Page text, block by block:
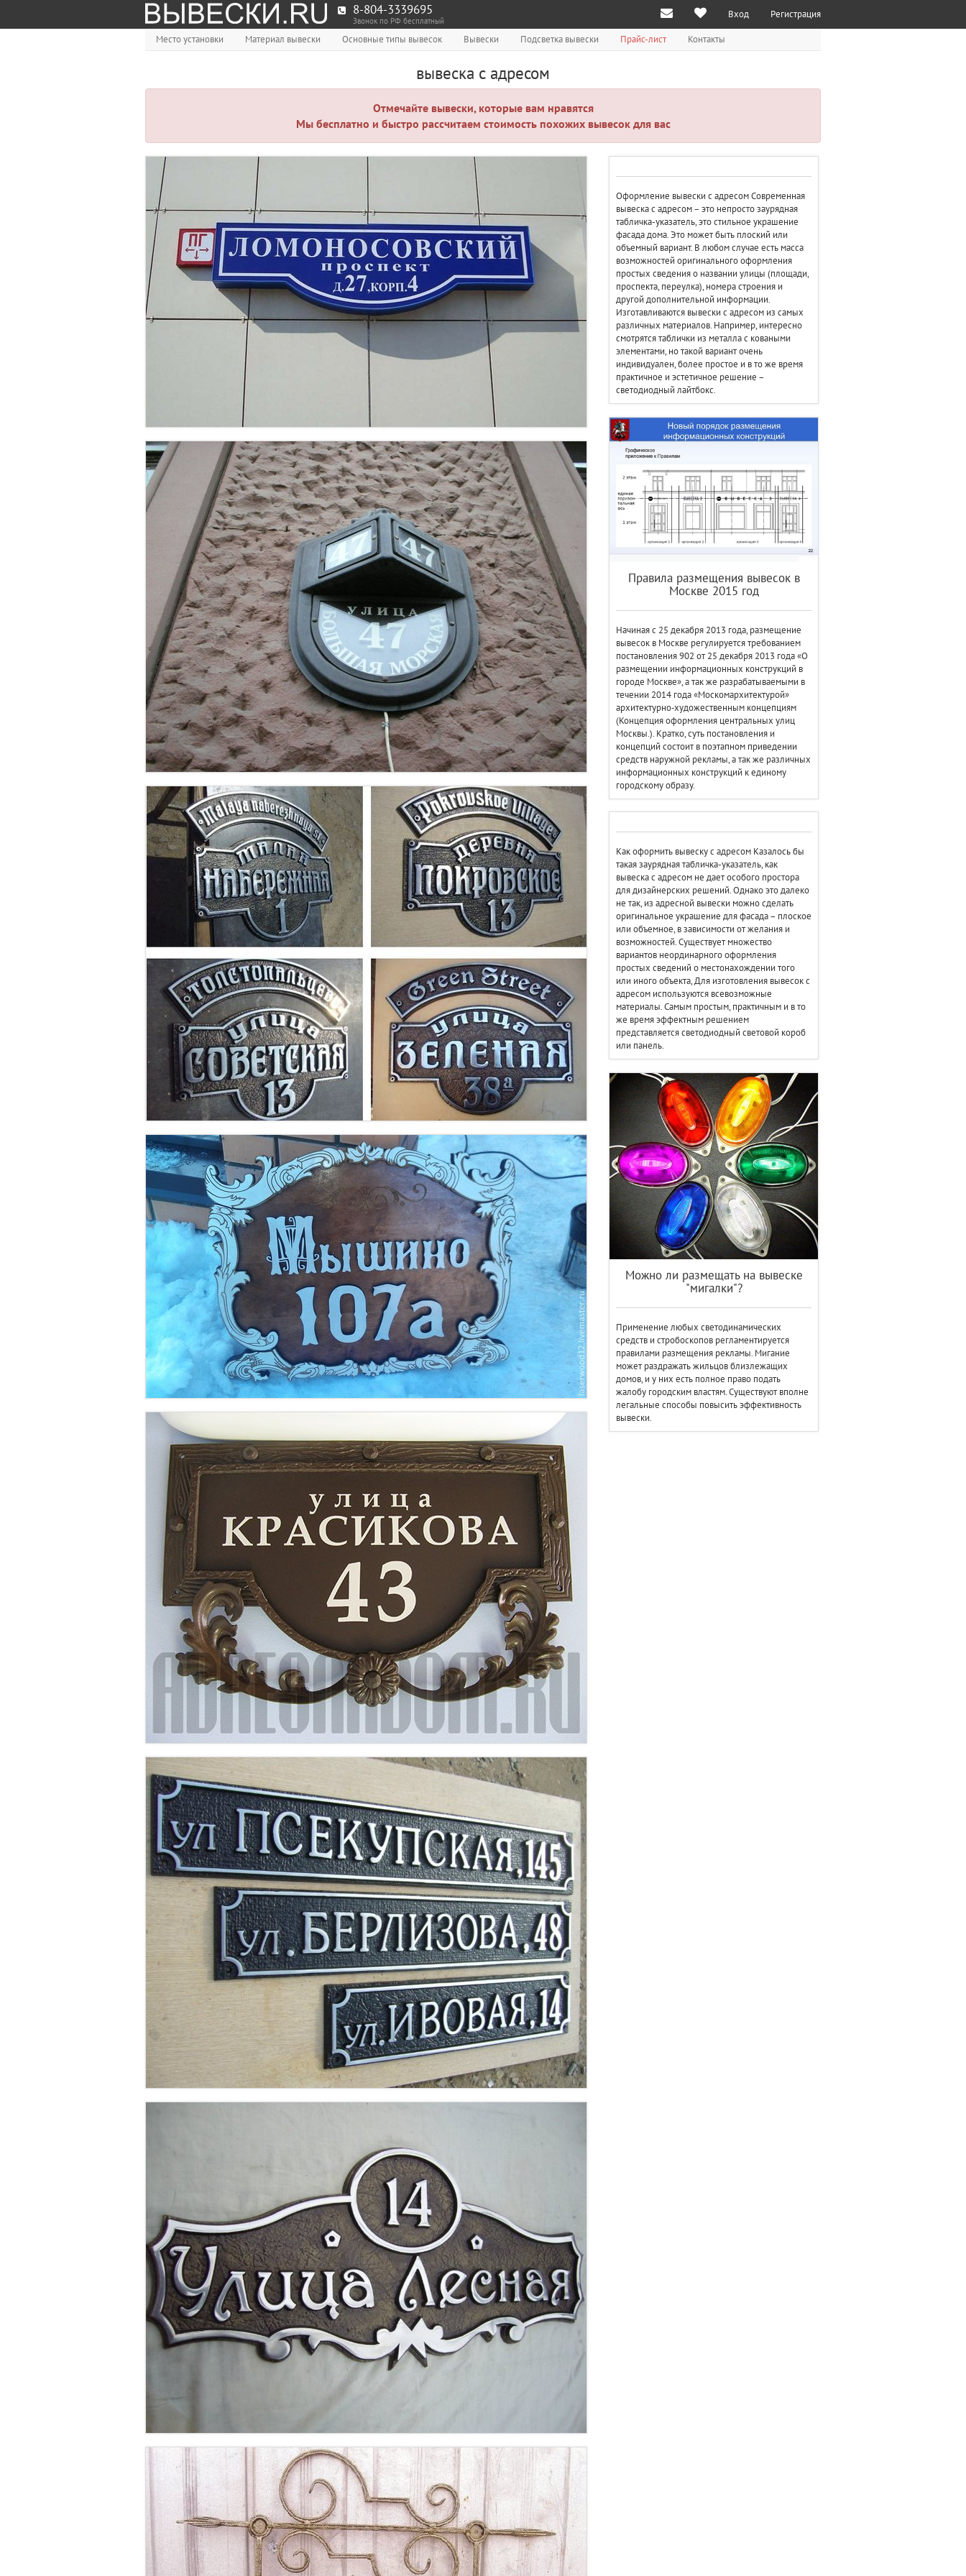
8-804-3339695
Звонок по РФ бесплатный
Вход Регистрация
Место установки Материал вывески Основные типы вывесок Вывески Подсветка вывески Прайс-лист Контакты
вывеска с адресом
Отмечайте вывески, которые вам нравятся
Мы бесплатно и быстро рассчитаем стоимость похожих вывесок для вас
Оформление вывески с адресом Современная
вывеска с адресом – это непросто заурядная
табличка-указатель, это стильное украшение
фасада дома. Это может быть плоский или
объемный вариант. В любом случае есть масса
возможностей оригинального оформления
простых сведения о названии улицы (площади,
проспекта, переулка), номера строения и
другой дополнительной информации.
Изготавливаются вывески с адресом из самых
различных материалов. Например, интересно
смотрятся таблички из металла с коваными
элементами, но такой вариант очень
индивидуален, более простое и в то же время
практичное и эстетичное решение –
светодиодный лайтбокс.
Правила размещения вывесок в
Москве 2015 год
Начиная с 25 декабря 2013 года, размещение
вывесок в Москве регулируется требованием
постановления 902 от 25 декабря 2013 года «О
размещении информационных конструкций в
городе Москве», а так же разрабатываемыми в
течении 2014 года «Москомархитектурой»
архитектурно-художественным концепциям
(Концепция оформления центральных улиц
Москвы.). Кратко, суть постановления и
концепций состоит в поэтапном приведении
средств наружной рекламы, а так же различных
информационных конструкций к единому
городскому образу.
Как оформить вывеску с адресом Казалось бы
такая заурядная табличка-указатель, как
вывеска с адресом не дает особого простора
для дизайнерских решений. Однако это далеко
не так, из адресной вывески можно сделать
оригинальное украшение для фасада – плоское
или объемное, в зависимости от желания и
возможностей. Существует множество
вариантов неординарного оформления
простых сведений о местонахождении того
или иного объекта, Для изготовления вывесок с
адресом используются всевозможные
материалы. Самым простым, практичным и в то
же время эффектным решением
представляется светодиодный световой короб
или панель.
Можно ли размещать на вывеске
"мигалки"?
Применение любых светодинамических
средств и стробоскопов регламентируется
правилами размещения рекламы. Мигание
может раздражать жильцов близлежащих
домов, и у них есть полное право подать
жалобу городским властям. Существуют вполне
легальные способы повысить эффективность
вывески.